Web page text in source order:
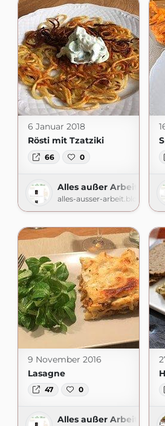
6 Januar 2018
Rösti mit Tzatziki
66 0
Alles außer Arbeit
alles-ausser-
9 November 2016
Lasagne
47 0
Alles außer Arbeit